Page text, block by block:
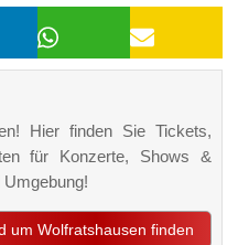
Hier finden Sie Tickets,
für Konzerte, Shows &
um Wolfratshausen finden